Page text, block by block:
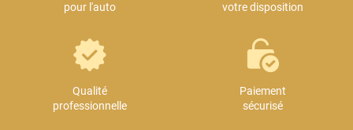
pour l'auto
votre disposition
Qualité
professionnelle
Paiement
sécurisé